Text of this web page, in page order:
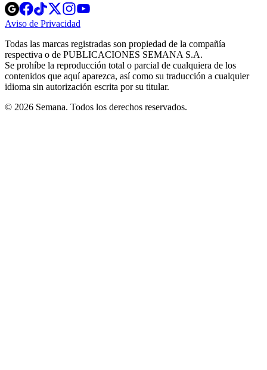
Opens
in
new
Opens
in
new
Opens
in
new
window
Opens
new
windowwindow
Aviso de Privacidad
new
window
Todas las marcas registradas son propiedad de la compañía
respectiva o de PUBLICACIONES SEMANA S.A.
Se prohíbe la reproducción total o parcial de cualquiera de los
contenidos que aquí aparezca, así como su traducción a cualquier
idioma sin autorización escrita por su titular.
© 2026 Semana. Todos los derechos reservados.